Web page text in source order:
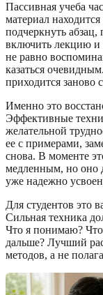
Пассивная учеба
материал
подчеркнуть абзац,
включить лекцию и
не равно
казаться
приходится заново
Именно это
Эффективные
желательной
ее с примерами,
снова. В моменте
медленным, но оно
уже надежно
Для студентов это
Сильная техника
Что я понимаю? Что
дальше? Лучший
методов, а не